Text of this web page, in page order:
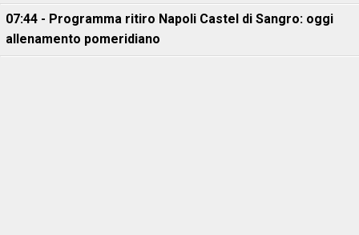
07:44 - Programma ritiro Napoli Castel di Sangro: oggi
allenamento pomeridiano